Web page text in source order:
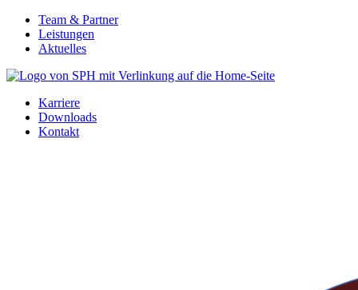
Zum
Inhalt
springen
Team & Partner
Leistungen
Aktuelles
Karriere
Downloads
Kontakt